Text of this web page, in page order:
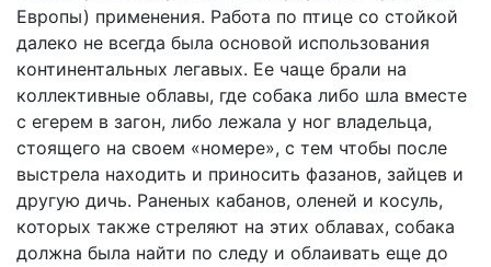
Европы) применения. Работа по птице со стойкой
далеко не всегда была основой использования
континентальных легавых. Ее чаще брали на
коллективные облавы, где собака либо шла вместе
с егерем в загон, либо лежала у ног владельца,
стоящего на своем «номере», с тем чтобы после
выстрела находить и приносить фазанов, зайцев и
другую дичь. Раненых кабанов, оленей и косуль,
которых также стреляют на этих облавах, собака
должна была найти по следу и облаивать еще до